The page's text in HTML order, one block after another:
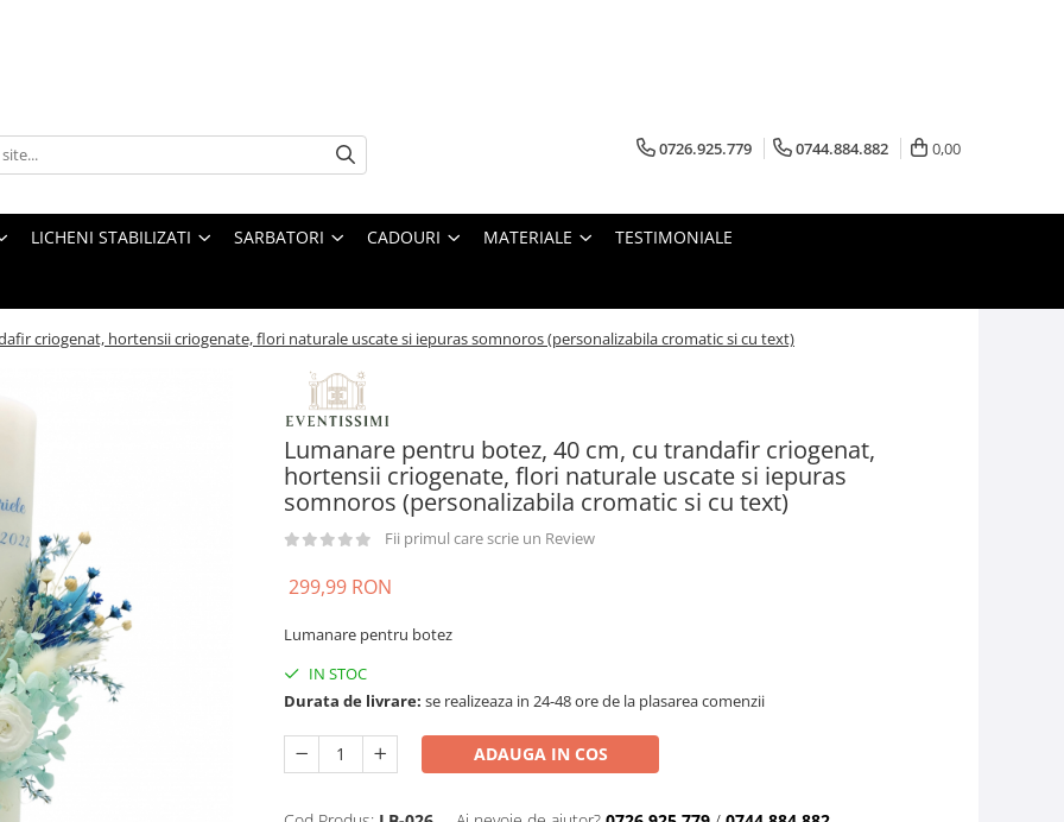
0726.925.779 0744.884.882 0,00
LICHENI STABILIZATI SARBATORI CADOURI MATERIALE TESTIMONIALE
criogenat, hortensii criogenate, flori naturale uscate si iepuras somnoros (personalizabila cromatic si cu text)
Lumanare pentru botez, 40 cm, cu trandafir criogenat,
hortensii criogenate, flori naturale uscate si iepuras
somnoros (personalizabila cromatic si cu text)
Fii primul care scrie un Review
299,99 RON
Lumanare pentru botez
IN STOC
Durata de livrare: se realizeaza in 24-48 ore de la plasarea comenzii
ADAUGA IN COS